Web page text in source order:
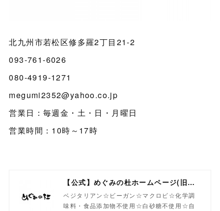
北九州市若松区修多羅2丁目21-2
093-761-6026
080-4919-1271
megumi2352@yahoo.co.jp
営業日：毎週金・土・日・月曜日
営業時間：10時～17時
【公式】めぐみの杜ホームページ(旧自然食工房）
ベジタリアン☆ビーガン☆マクロビ☆化学調
味料・食品添加物不使用☆白砂糖不使用☆自